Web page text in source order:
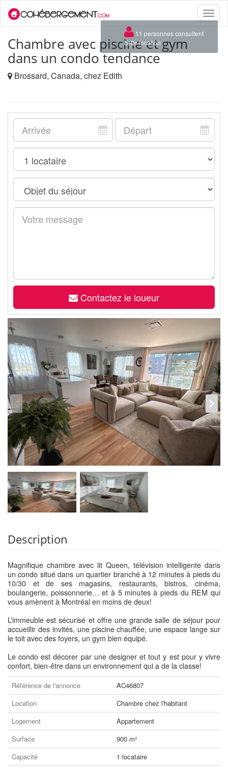
Toggle
Chambre avec piscine et gym
dans un condo tendance
Brossard, Canada, chez Edith
Contactez le loueur
Description
Magnifique chambre avec lit Queen, télévision intelligente dans
un condo situé dans un quartier branché à 12 minutes à pieds du
10/30 et de ses magasins, restaurants, bistros, cinéma,
boulangerie, poissonnerie… et à 5 minutes à pieds du REM qui
vous amènent à Montréal en moins de deux!
L’immeuble est sécurisé et offre une grande salle de séjour pour
accueillir des invités, une piscine chauffée, une espace lange sur
le toit avec des foyers, un gym bien équipé.
Le condo est décorer par une designer et tout y est pour y vivre
confort, bien-être dans un environnement qui a de la classe!
Référence de l'annonce
AC46807
Location
Chambre chez l'habitant
Logement
Appartement
Surface
900 m²
Capacité
1 locataire
×
11 personnes consultent
cette location